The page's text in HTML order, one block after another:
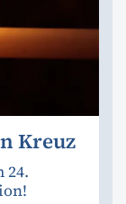
Kreuz
24.